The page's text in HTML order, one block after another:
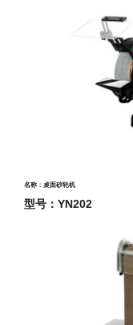
名称：桌面砂轮机
型号：YN202